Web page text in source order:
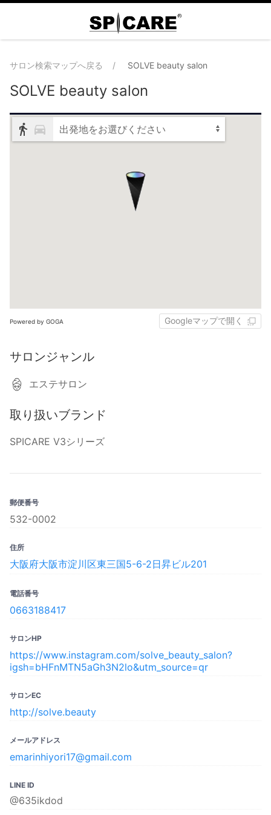
サロン検索マップへ戻る SOLVE beauty salon
SOLVE beauty salon
出発地をお選びください
Powered by GOGA Googleマップで開く
サロンジャンル
エステサロン
取り扱いブランド
SPICARE V3シリーズ
郵便番号
532-0002
住所
大阪府大阪市淀川区東三国5-6-2日昇ビル201
電話番号
0663188417
サロンHP
https://www.instagram.com/solve_beauty_salon?
igsh=bHFnMTN5aGh3N2lo&utm_source=qr
サロンEC
http://solve.beauty
メールアドレス
emarinhiyori17@gmail.com
LINE ID
@635ikdod